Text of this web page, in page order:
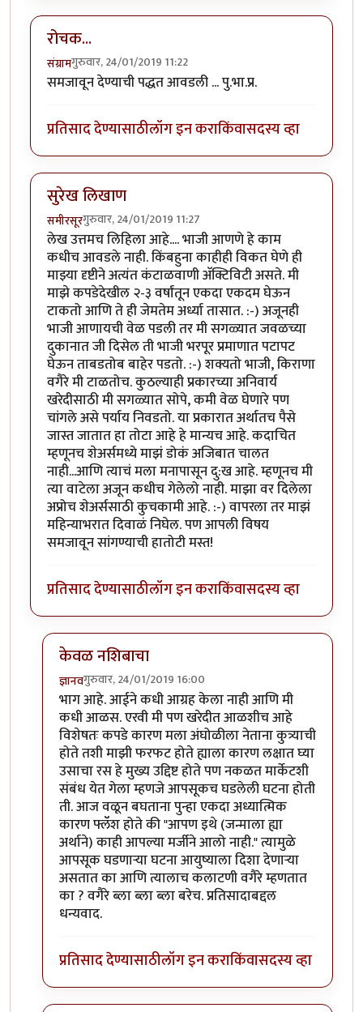
रोचक...
संग्रामगुरुवार, 24/01/2019 11:22
समजावून देण्याची पद्धत आवडली ... पु.भा.प्र.
प्रतिसाद देण्यासाठीलॉग इन कराकिंवासदस्य व्हा
सुरेख लिखाण
समीरसूरगुरुवार, 24/01/2019 11:27
लेख उत्तमच लिहिला आहे.... भाजी आणणे हे काम
कधीच आवडले नाही. किंबहुना काहीही विकत घेणे ही
माझ्या दृष्टीने अत्यंत कंटाळवाणी अ‍ॅक्टिविटी असते. मी
माझे कपडेदेखील २-३ वर्षांतून एकदा एकदम घेऊन
टाकतो आणि ते ही जेमतेम अर्ध्या तासात. :-) अजूनही
भाजी आणायची वेळ पडली तर मी सगळ्यात जवळच्या
दुकानात जी दिसेल ती भाजी भरपूर प्रमाणात पटापट
घेऊन ताबडतोब बाहेर पडतो. :-) शक्यतो भाजी, किराणा
वगैरे मी टाळतोच. कुठल्याही प्रकारच्या अनिवार्य
खरेदीसाठी मी सगळ्यात सोपे, कमी वेळ घेणारे पण
चांगले असे पर्याय निवडतो. या प्रकारात अर्थातच पैसे
जास्त जातात हा तोटा आहे हे मान्यच आहे. कदाचित
म्हणूनच शेअर्समध्ये माझं डोकं अजिबात चालत
नाही...आणि त्याचं मला मनापासून दु:ख आहे. म्हणूनच मी
त्या वाटेला अजून कधीच गेलेलो नाही. माझा वर दिलेला
अप्रोच शेअर्ससाठी कुचकामी आहे. :-) वापरला तर माझं
महिन्याभरात दिवाळं निघेल. पण आपली विषय
समजावून सांगण्याची हातोटी मस्त!
प्रतिसाद देण्यासाठीलॉग इन कराकिंवासदस्य व्हा
केवळ नशिबाचा
ज्ञानवगुरुवार, 24/01/2019 16:00
In reply toसुरेख लिखाणbyसमीरसूर
भाग आहे. आईने कधी आग्रह केला नाही आणि मी
कधी आळस. एरवी मी पण खरेदीत आळशीच आहे
विशेषतः कपडे कारण मला अंघोळीला नेताना कुत्र्याची
होते तशी माझी फरफट होते ह्याला कारण लक्षात घ्या
उसाचा रस हे मुख्य उद्दिष्ट होते पण नकळत मार्केटशी
संबंध येत गेला म्हणजे आपसूकच घडलेली घटना होती
ती. आज वळून बघताना पुन्हा एकदा अध्यात्मिक
कारण फ्लॅॅश होते की "आपण इथे (जन्माला ह्या
अर्थाने) काही आपल्या मर्जीने आलो नाही." त्यामुळे
आपसूक घडणाऱ्या घटना आयुष्याला दिशा देणाऱ्या
असतात का आणि त्यालाच कलाटणी वगैरे म्हणतात
का ? वगैरे ब्ला ब्ला ब्ला बरेच. प्रतिसादाबद्दल
धन्यवाद.
प्रतिसाद देण्यासाठीलॉग इन कराकिंवासदस्य व्हा